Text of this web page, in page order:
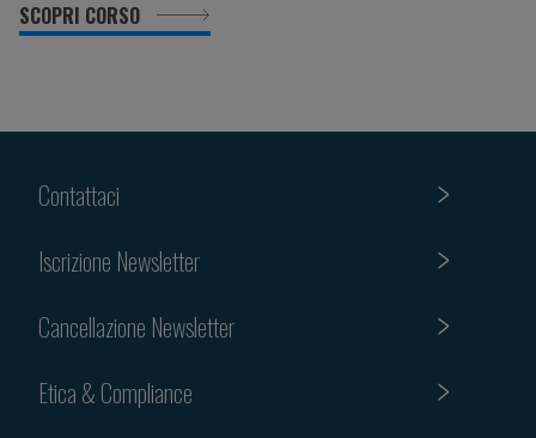
SCOPRI CORSO
Contattaci
Iscrizione Newsletter
Cancellazione Newsletter
Etica & Compliance